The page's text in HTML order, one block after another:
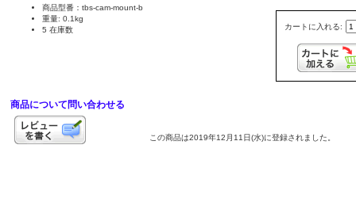
カートに入れる:
商品型番：tbs-cam-mount-b
重量: 0.1kg
5 在庫数
商品について問い合わせる
この商品は2019年12月11日(水)に登録されました。